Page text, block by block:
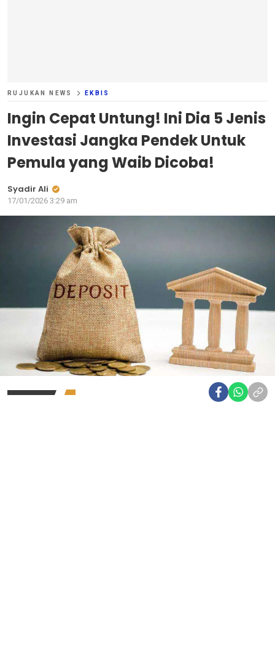
RUJUKAN NEWS EKBIS
Ingin Cepat Untung! Ini Dia 5 Jenis
Investasi Jangka Pendek Untuk
Pemula yang Waib Dicoba!
Syadir Ali
17/01/2026 3:29 am